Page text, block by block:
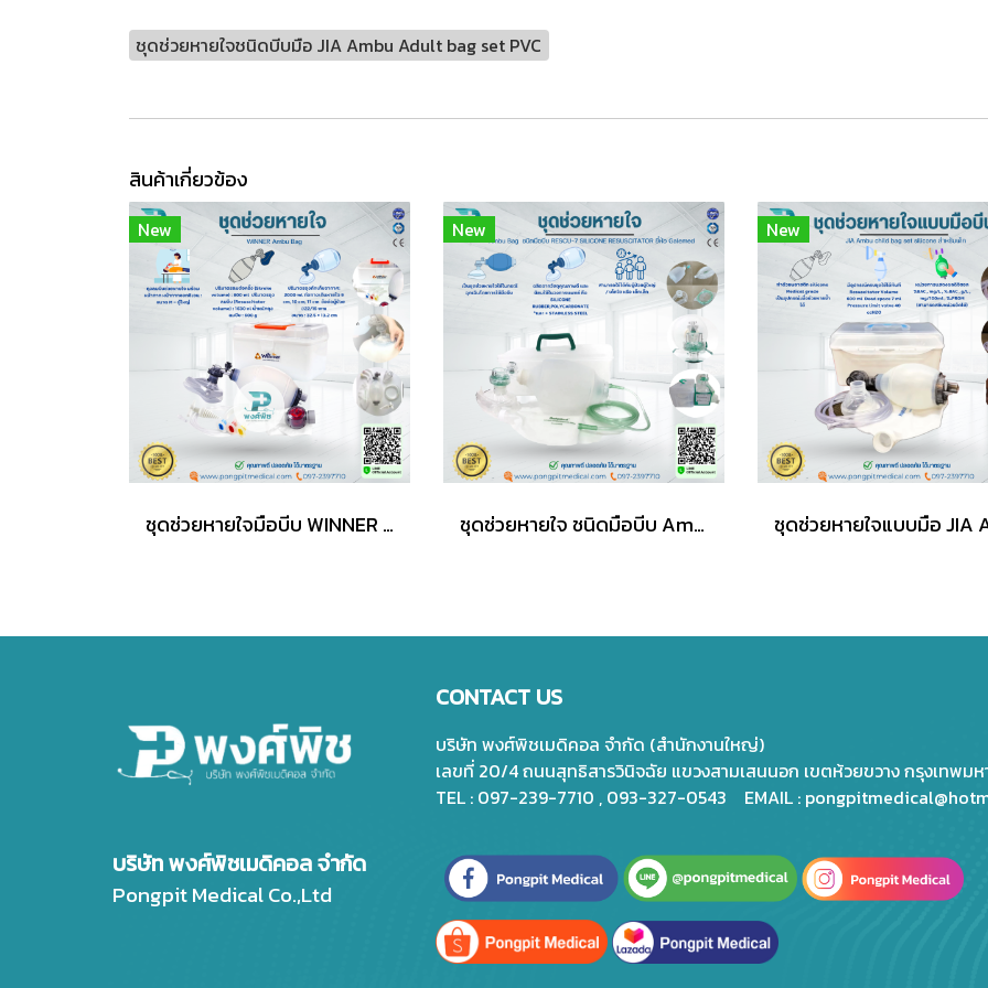
ชุดช่วยหายใจชนิดบีบมือ​ JIA Ambu Adult bag set PVC
สินค้าเกี่ยวข้อง
New
ชุดช่วยหายใจมือบีบ WINNER Ambu Bag
New
ชุดช่วยหายใจ ชนิดมือบีบ Ambu Bag RESCU-7 SILICONE RESUSCITATOR ยี่ห้อ Galemed
New
บริษัท พงศ์พิชเมดิคอล จำกัด
Pongpit Medical Co.,Ltd
CONTACT US
บริษัท พงศ์พิชเมดิคอล จำกัด (สำนักงานใหญ่)
เลขที่ 20/4 ถนนสุทธิสารวินิจฉัย แขวงสามเสนนอก เขตห้วยขวาง กรุงเทพมห
TEL : 097-239-7710 , 093-327-0543 EMAIL :